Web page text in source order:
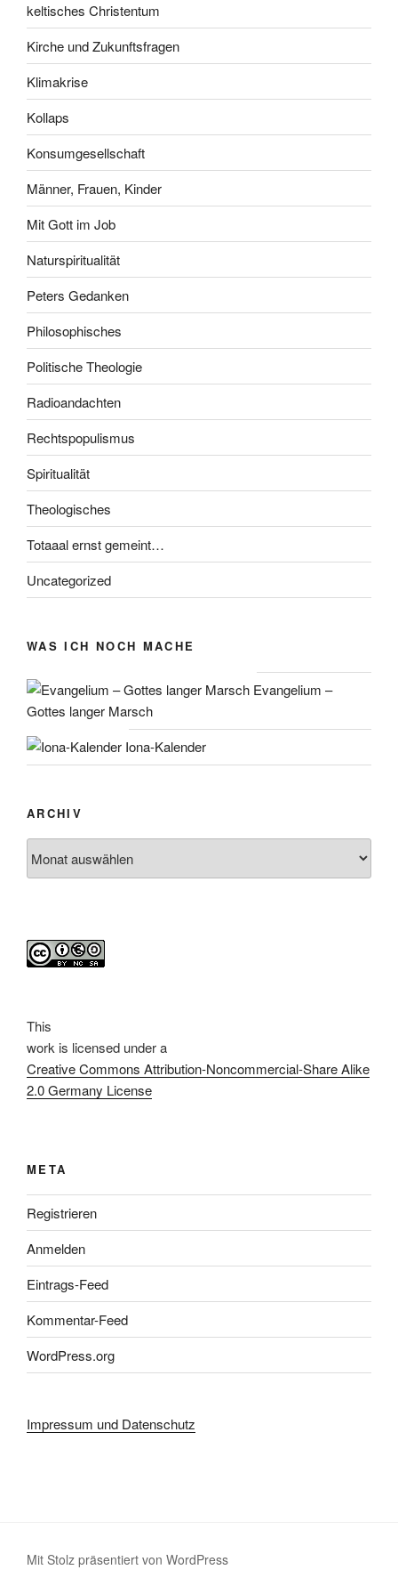
keltisches Christentum
Kirche und Zukunftsfragen
Klimakrise
Kollaps
Konsumgesellschaft
Männer, Frauen, Kinder
Mit Gott im Job
Naturspiritualität
Peters Gedanken
Philosophisches
Politische Theologie
Radioandachten
Rechtspopulismus
Spiritualität
Theologisches
Totaaal ernst gemeint…
Uncategorized
WAS ICH NOCH MACHE
Evangelium –
Gottes langer Marsch
Iona-Kalender
ARCHIV
This
work is licensed under a
Creative Commons Attribution-Noncommercial-Share Alike
2.0 Germany License
META
Registrieren
Anmelden
Eintrags-Feed
Kommentar-Feed
WordPress.org
Impressum und Datenschutz
Mit Stolz präsentiert von WordPress